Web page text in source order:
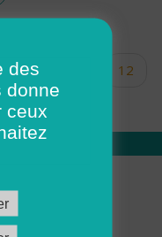
10
12
17
des
donne
ceux